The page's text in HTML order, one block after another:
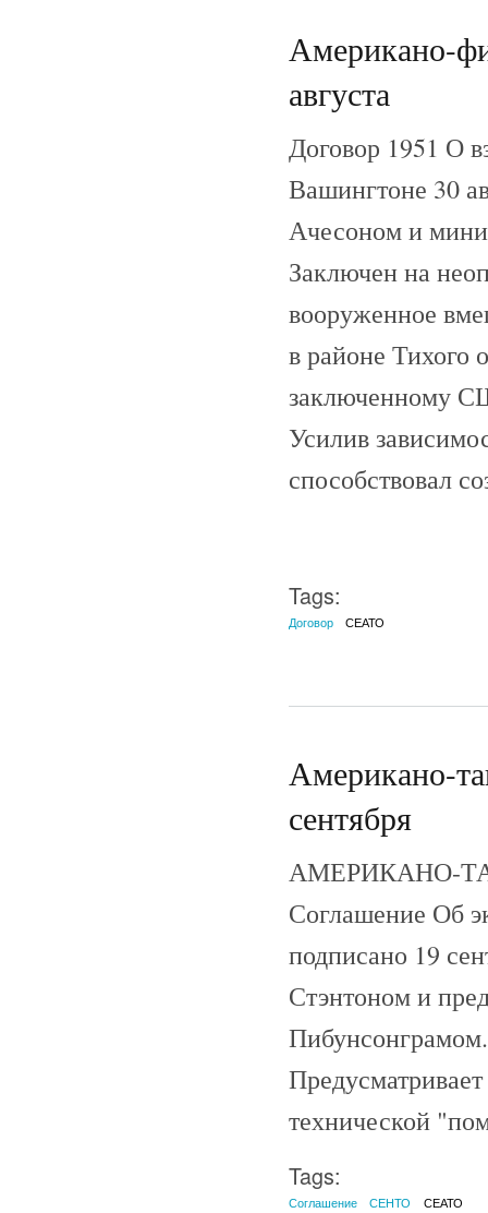
Американо-
августа
Договор 1951 О
Вашингтоне 30
Ачесоном и
Заключен на
вооруженное
в районе Тихого
заключенному
Усилив
способствовал
Tags:
Договор СЕАТО
Американо-
сентября
АМЕРИКАНО-
Соглашение Об
подписано 19
Стэнтоном и
технической
Tags:
Соглашение СЕНТО СЕАТО